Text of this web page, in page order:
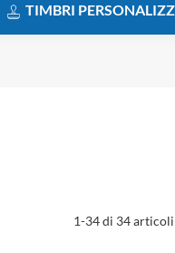
TIMBRI
1-34 di 34 articoli